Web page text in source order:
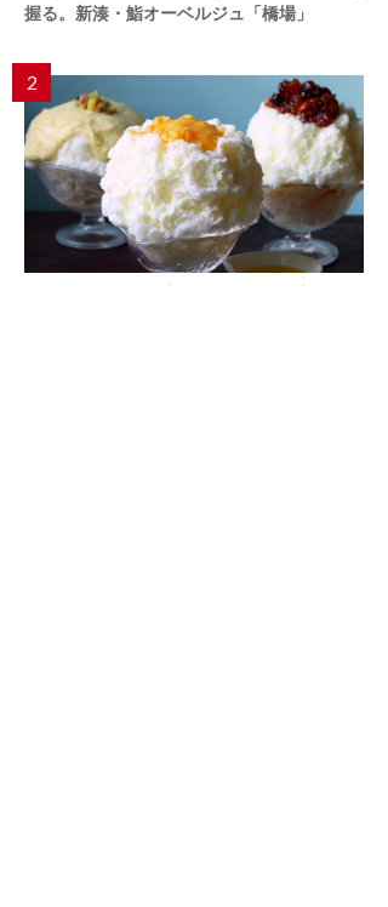
握る。新湊・鮨オーベルジュ「橋場」
2